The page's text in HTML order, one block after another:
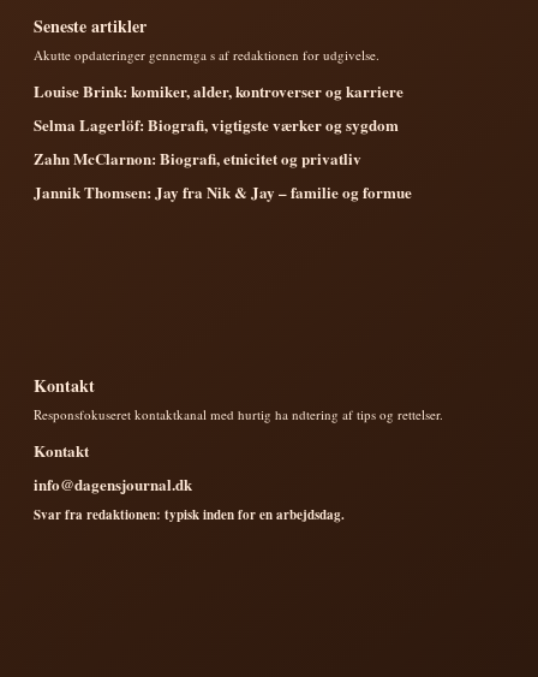
Seneste artikler
Akutte opdateringer gennemga s af redaktionen for udgivelse.
Louise Brink: komiker, alder, kontroverser og karriere
Selma Lagerlöf: Biografi, vigtigste værker og sygdom
Zahn McClarnon: Biografi, etnicitet og privatliv
Jannik Thomsen: Jay fra Nik & Jay – familie og formue
Kontakt
Responsfokuseret kontaktkanal med hurtig ha ndtering af tips og rettelser.
Kontakt
info@dagensjournal.dk
Svar fra redaktionen: typisk inden for en arbejdsdag.